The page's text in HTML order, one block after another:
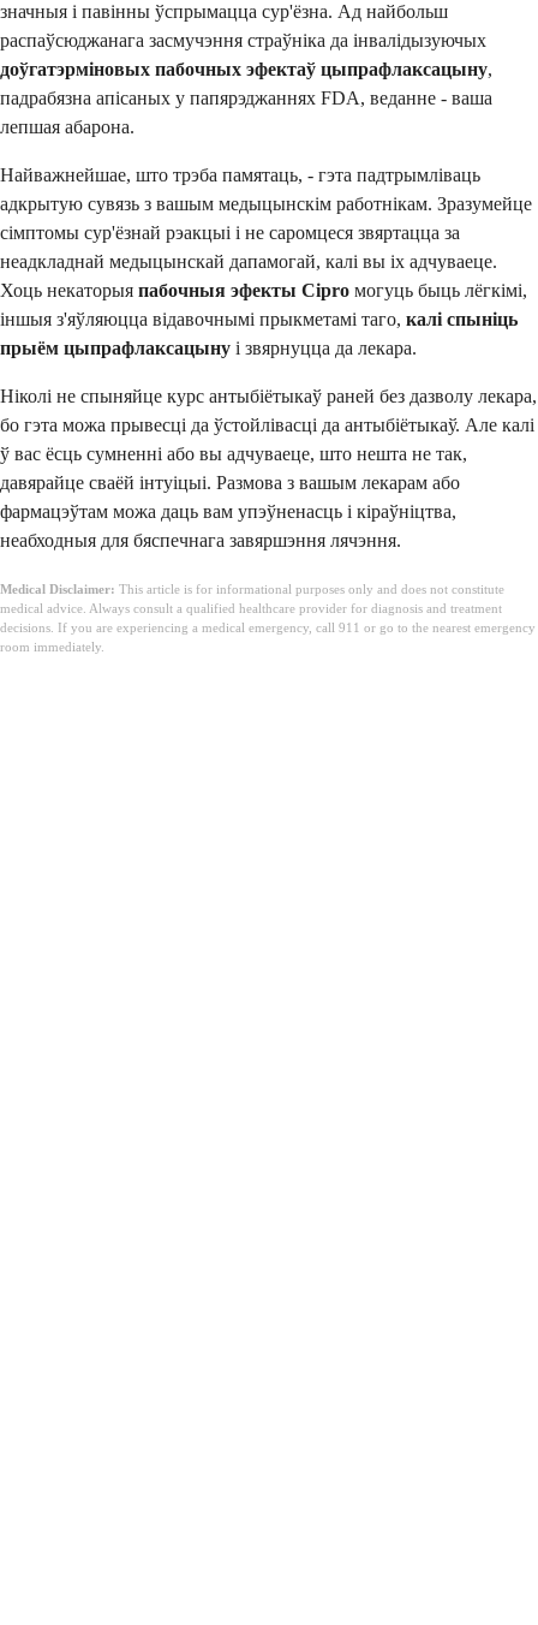
значныя і павінны ўспрымацца сур'ёзна. Ад найбольш
распаўсюджанага засмучэння страўніка да інвалідызуючых
доўгатэрміновых пабочных эфектаў цыпрафлаксацыну,
падрабязна апісаных у папярэджаннях FDA, веданне - ваша
лепшая абарона.
Найважнейшае, што трэба памятаць, - гэта падтрымліваць
адкрытую сувязь з вашым медыцынскім работнікам. Зразумейце
сімптомы сур'ёзнай рэакцыі і не саромцеся звяртацца за
неадкладнай медыцынскай дапамогай, калі вы іх адчуваеце.
Хоць некаторыя пабочныя эфекты Cipro могуць быць лёгкімі,
іншыя з'яўляюцца відавочнымі прыкметамі таго, калі спыніць
прыём цыпрафлаксацыну і звярнуцца да лекара.
Ніколі не спыняйце курс антыбіётыкаў раней без дазволу лекара,
бо гэта можа прывесці да ўстойлівасці да антыбіётыкаў. Але калі
ў вас ёсць сумненні або вы адчуваеце, што нешта не так,
давярайце сваёй інтуіцыі. Размова з вашым лекарам або
фармацэўтам можа даць вам упэўненасць і кіраўніцтва,
неабходныя для бяспечнага завяршэння лячэння.
Medical Disclaimer: This article is for informational purposes only and does not constitute
medical advice. Always consult a qualified healthcare provider for diagnosis and treatment
decisions. If you are experiencing a medical emergency, call 911 or go to the nearest emergency
room immediately.